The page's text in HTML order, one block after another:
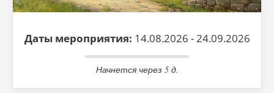
Даты мероприятия: 14.08.2026 - 24.09.2026
Начнется через 5 д.